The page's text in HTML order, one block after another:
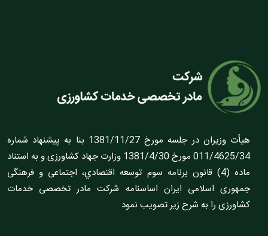
هيأت وزيران در جلسه مورخ 1381/11/27 بنا به پيشنهاد شماره
011/4625/34 مورخ 1381/4/30 وزارت جهاد کشاورزى و به استناد
ماده (4) قانون برنامه سوم توسعه اقتصادي، اجتماعى و فرهنگى
جمهورى اسلامى ايران اساسنامه شرکت مادر تخصصى خدمات
کشاورزى را به شرح زير تصويب نمود